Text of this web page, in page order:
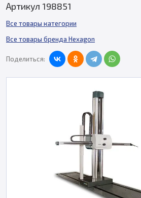
Артикул 198851
Все товары категории
Все товары бренда Hexagon
Поделиться: